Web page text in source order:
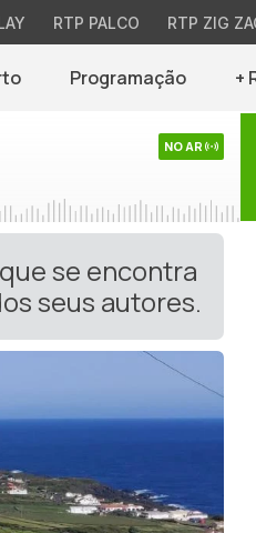
RTP PALCO RTP ZIG
Programação +
NO AR
se encontra
seus autores.